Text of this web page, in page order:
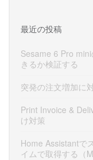
最近の投稿
Sesame 6 Pro
きるか検証する
突発の注文増加に
Print Invoice &
け対策
Home Assistantで
イムで取得する（